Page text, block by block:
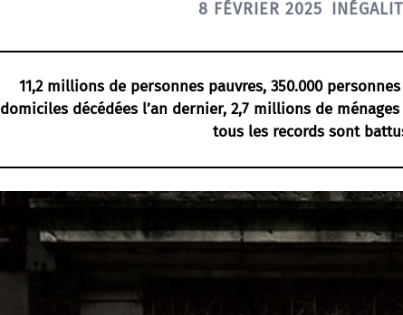
8 FÉVRIER 2025
11,2 millions de personnes pauvres, 350.000
domiciles décédées l’an dernier, 2,7 millions de
tous les records sont